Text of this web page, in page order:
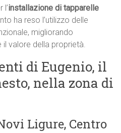
l’installazione di tapparelle
ha reso l’utilizzo delle
migliorando
valore della proprietà.
di Eugenio, il
nella zona di
Ligure, Centro